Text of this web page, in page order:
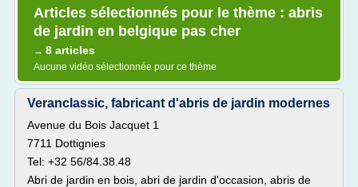
Articles sélectionnés pour le thème : abris
de jardin en belgique pas cher
→ 8 articles
Aucune vidéo sélectionnée pour ce thème
Veranclassic, fabricant d'abris de jardin modernes
Avenue du Bois Jacquet 1
7711 Dottignies
Tel: +32 56/84.38.48
Abri de jardin en bois, abri de jardin d'occasion, abris de